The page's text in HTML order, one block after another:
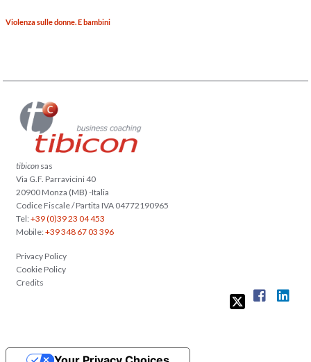
Violenza sulle donne. E bambini
tibicon sas
Via G.F. Parravicini 40
20900 Monza (MB) -Italia
Codice Fiscale / Partita IVA 04772190965
Tel:+39 (0)39 23 04 453
Mobile:+39 348 67 03 396
Privacy Policy
Cookie Policy
Credits